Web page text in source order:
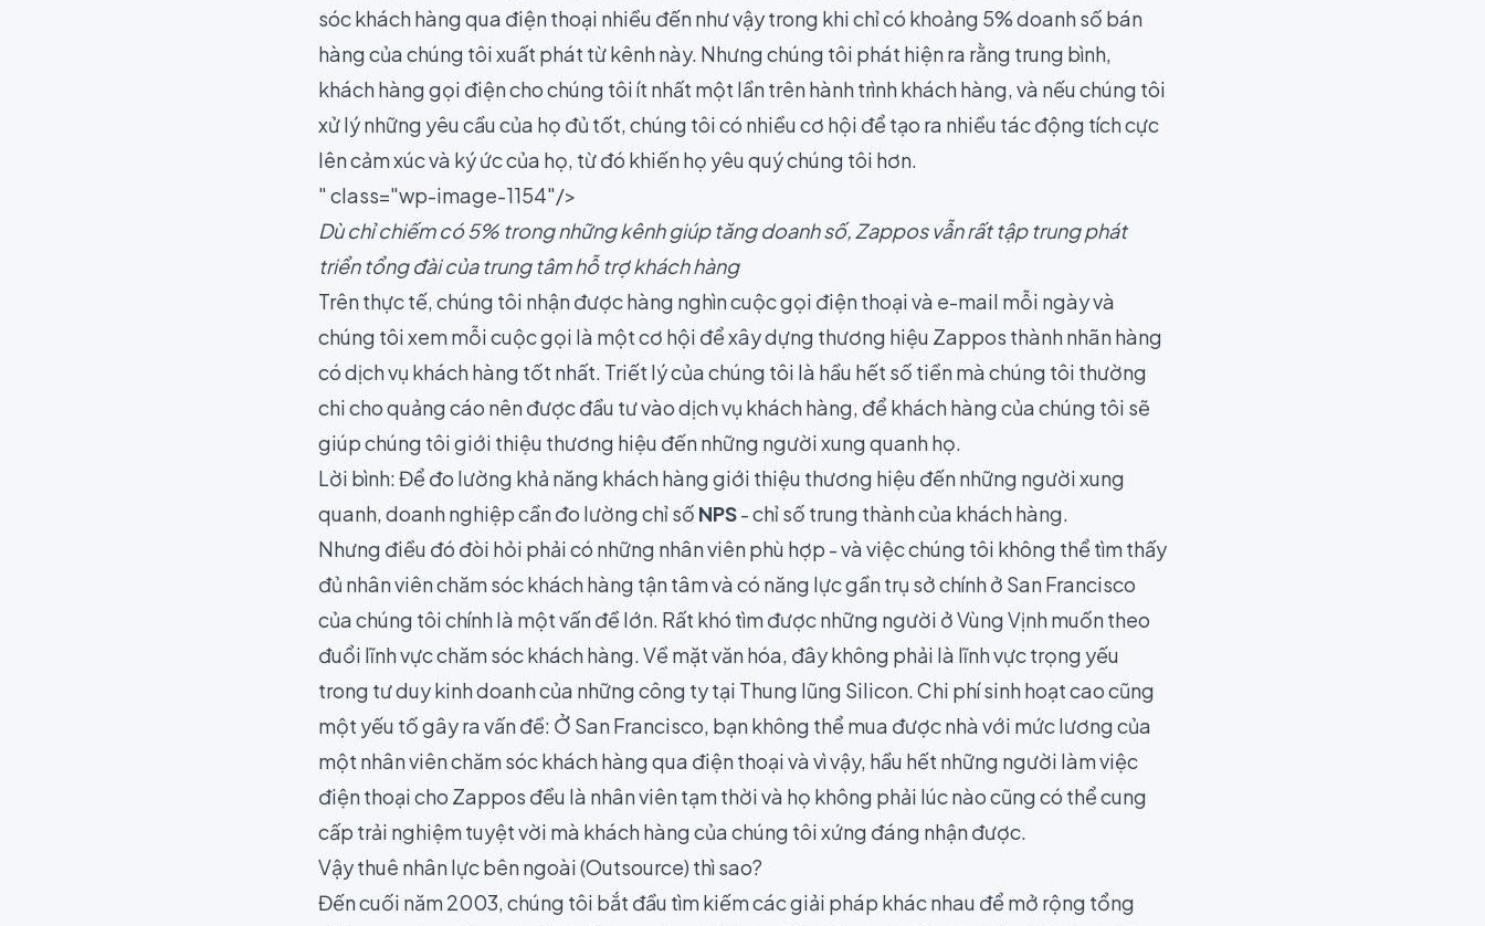
sóc khách hàng qua điện thoại nhiều đến như vậy trong khi chỉ có khoảng 5% doanh số bán
hàng của chúng tôi xuất phát từ kênh này. Nhưng chúng tôi phát hiện ra rằng trung bình,
khách hàng gọi điện cho chúng tôi ít nhất một lần trên hành trình khách hàng, và nếu chúng tôi
xử lý những yêu cầu của họ đủ tốt, chúng tôi có nhiều cơ hội để tạo ra nhiều tác động tích cực
lên cảm xúc và ký ức của họ, từ đó khiến họ yêu quý chúng tôi hơn.
" class="wp-image-1154"/>
Dù chỉ chiếm có 5% trong những kênh giúp tăng doanh số, Zappos vẫn rất tập trung phát
triển tổng đài của trung tâm hỗ trợ khách hàng
Trên thực tế, chúng tôi nhận được hàng nghìn cuộc gọi điện thoại và e-mail mỗi ngày và
chúng tôi xem mỗi cuộc gọi là một cơ hội để xây dựng thương hiệu Zappos thành nhãn hàng
có dịch vụ khách hàng tốt nhất. Triết lý của chúng tôi là hầu hết số tiền mà chúng tôi thường
chi cho quảng cáo nên được đầu tư vào dịch vụ khách hàng, để khách hàng của chúng tôi sẽ
giúp chúng tôi giới thiệu thương hiệu đến những người xung quanh họ.
Lời bình: Để đo lường khả năng khách hàng giới thiệu thương hiệu đến những người xung
quanh, doanh nghiệp cần đo lường chỉ số NPS- chỉ số trung thành của khách hàng.
Nhưng điều đó đòi hỏi phải có những nhân viên phù hợp - và việc chúng tôi không thể tìm thấy
đủ nhân viên chăm sóc khách hàng tận tâm và có năng lực gần trụ sở chính ở San Francisco
của chúng tôi chính là một vấn đề lớn. Rất khó tìm được những người ở Vùng Vịnh muốn theo
đuổi lĩnh vực chăm sóc khách hàng. Về mặt văn hóa, đây không phải là lĩnh vực trọng yếu
trong tư duy kinh doanh của những công ty tại Thung lũng Silicon. Chi phí sinh hoạt cao cũng
một yếu tố gây ra vấn đề: Ở San Francisco, bạn không thể mua được nhà với mức lương của
một nhân viên chăm sóc khách hàng qua điện thoại và vì vậy, hầu hết những người làm việc
điện thoại cho Zappos đều là nhân viên tạm thời và họ không phải lúc nào cũng có thể cung
cấp trải nghiệm tuyệt vời mà khách hàng của chúng tôi xứng đáng nhận được.
Vậy thuê nhân lực bên ngoài (Outsource) thì sao?
Đến cuối năm 2003, chúng tôi bắt đầu tìm kiếm các giải pháp khác nhau để mở rộng tổng